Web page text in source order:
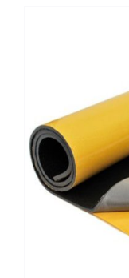
Winkelmand